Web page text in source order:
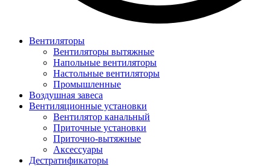
Вентиляторы
Вентиляторы вытяжные
Напольные вентиляторы
Настольные вентиляторы
Промышленные
Воздушная завеса
Вентиляционные установки
Вентилятор канальный
Приточные установки
Приточно-вытяжные
Аксессуары
Дестратификаторы